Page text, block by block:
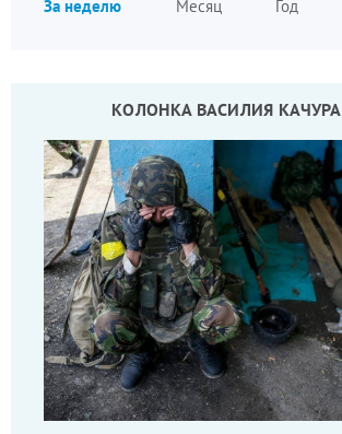
За неделю Месяц Год
КОЛОНКА ВАСИЛИЯ КАЧУРА